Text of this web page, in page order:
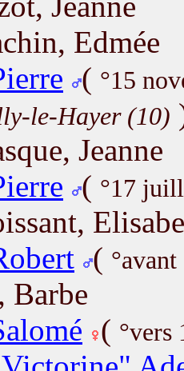
Edmée
( °15
le-Hayer (10)
Jeanne
( °17
(
Barbe
( °vers